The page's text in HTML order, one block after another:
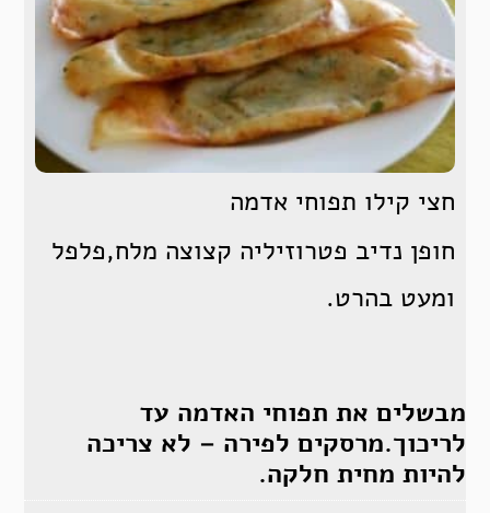
חצי קילו תפוחי אדמה
חופן נדיב פטרוזיליה קצוצה מלח,פלפל
ומעט בהרט.
מבשלים את תפוחי האדמה עד
לריכוך.מרסקים לפירה – לא צריכה
להיות מחית חלקה.